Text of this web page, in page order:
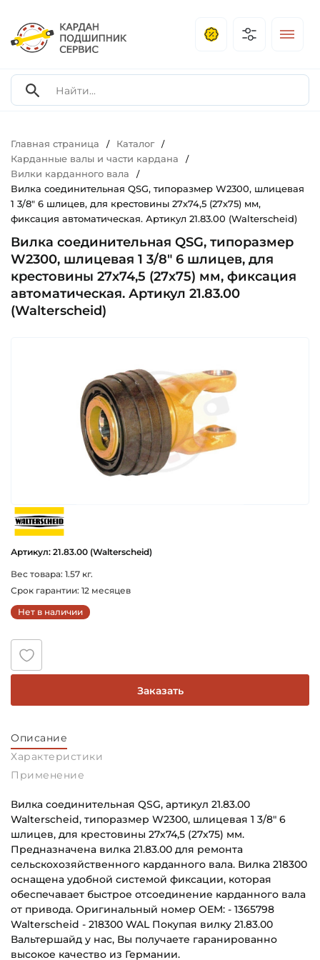
Главная страница / Каталог /
Карданные валы и части кардана /
Вилки карданного вала /
Вилка соединительная QSG, типоразмер W2300, шлицевая
1 3/8" 6 шлицев, для крестовины 27х74,5 (27х75) мм,
фиксация автоматическая. Артикул 21.83.00 (Walterscheid)
Вилка соединительная QSG, типоразмер
W2300, шлицевая 1 3/8" 6 шлицев, для
крестовины 27х74,5 (27х75) мм, фиксация
автоматическая. Артикул 21.83.00
(Walterscheid)
Артикул: 21.83.00 (Walterscheid)
Вес товара: 1.57 кг.
Срок гарантии: 12 месяцев
Нет в наличии
Заказать
Описание
Характеристики
Применение
Вилка соединительная QSG, артикул 21.83.00
Walterscheid, типоразмер W2300, шлицевая 1 3/8" 6
шлицев, для крестовины 27х74,5 (27х75) мм.
Предназначена вилка 21.83.00 для ремонта
сельскохозяйственного карданного вала. Вилка 218300
оснащена удобной системой фиксации, которая
обеспечавает быстрое отсоединение карданного вала
от привода. Оригинальный номер OEM: - 1365798
Walterscheid - 218300 WAL Покупая вилку 21.83.00
Вальтершайд у нас, Вы получаете гаранированно
высокое качество из Германии.